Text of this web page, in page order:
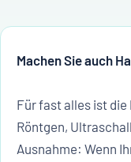
Machen Sie auch
Für fast alles ist die
Röntgen,
Ausnahme: Wenn